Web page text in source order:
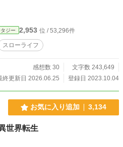
すが皆様の広い心でスルーして頂きたく
る場合は履歴削除をして頂けると有り難
えさせて頂きますのでご了承下さいます
ジー 2,953 位 / 53,296件
スローライフ
感想数 30
文字数 243,649
終更新日 2026.06.25
登録日 2023.10.04
お気に入り追加 3,134
世界転生